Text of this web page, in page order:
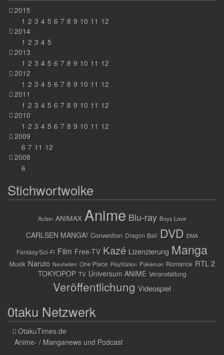
2015
1 2 3 4 5 6 7 8 9 10 11 12
2014
1 2 3 4 5
2013
1 2 3 4 5 6 7 8 9 10 11 12
2012
1 2 3 4 5 6 7 8 9 10 11 12
2011
1 2 3 4 5 6 7 8 9 10 11 12
2010
1 2 3 4 5 6 7 8 9 10 11 12
2009
6 7 11 12
2008
6
Stichwortwolke
Action ANIMAX Anime Blu-ray Boys Love
CARLSEN MANGA! Convention Dragon Ball DVD EMA
Fantasy/Sci-Fi Film Free-TV Kazé Lizenzierung Manga
Musik Naruto Neuheiten One Piece PlayStation Pokémon Romance RTL 2
TOKYOPOP TV Universum ANIME Veranstaltung
Veröffentlichung Videospiel
0taku Netzwerk
OtakuTimes.de
Anime- / Manganews und Podcast